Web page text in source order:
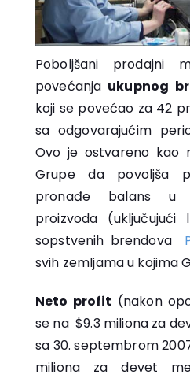
Poboljšani prodajni
povećanja ukupnog
koji se povećao za 42
sa odgovarajućim
Ovo je ostvareno kao
Grupe da povoljša
pronađe balans u
proizvoda
sopstvenih brendova
svih zemljama u kojima
Neto profit (nakon
se na $9.3 miliona za
sa 30. septembrom
miliona za devet